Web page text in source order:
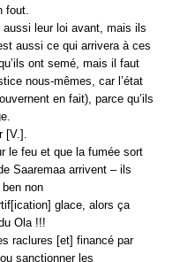
fout.
aussi leur loi avant, mais ils
aussi ce qui arrivera à ces
ont semé, mais il faut
nous-mêmes, car l’état
en fait), parce qu’ils
[V.].
le feu et que la fumée sort
Saaremaa arrivent – ils
non
glace, alors ça
Ola !!!
raclures [et] financé par
sanctionner les